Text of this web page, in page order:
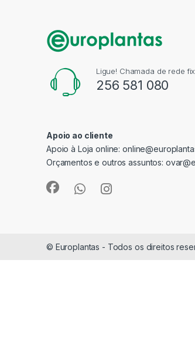
Ligue! Chamada de rede
256 581 080
Apoio ao cliente
Apoio à Loja online:
Orçamentos e outros assuntos:
© Europlantas - Todos os direitos